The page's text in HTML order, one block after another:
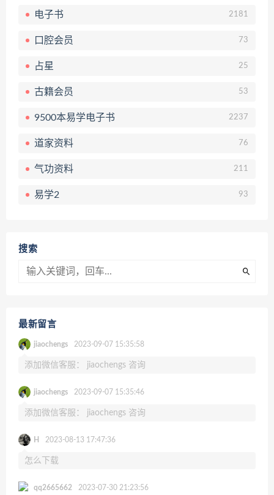
电子书 2181
口腔会员 73
占星 25
古籍会员 53
9500本易学电子书 2237
道家资料 76
气功资料 211
易学2 93
搜索
最新留言
jiaochengs 2023-09-07 15:35:58
添加微信客服： jiaochengs 咨询
jiaochengs 2023-09-07 15:35:46
添加微信客服： jiaochengs 咨询
H 2023-08-13 17:47:36
怎么下载
qq2665662 2023-07-30 21:23:56